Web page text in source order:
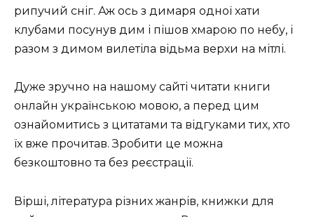
рипучий сніг. Аж ось з димаря одної хати
клубами посунув дим і пішов хмарою по небу, і
разом з димом вилетіла відьма верхи на мітлі.
Дуже зручно на нашому сайті читати книги
онлайн українською мовою, а перед цим
ознайомитись з цитатами та відгуками тих, хто
їх вже прочитав. Зробити це можна
безкоштовно та без реєстрації.
Вірші, література різних жанрів, книжки для